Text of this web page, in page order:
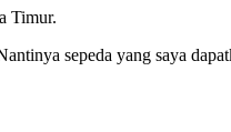
Timur.
sepeda yang saya